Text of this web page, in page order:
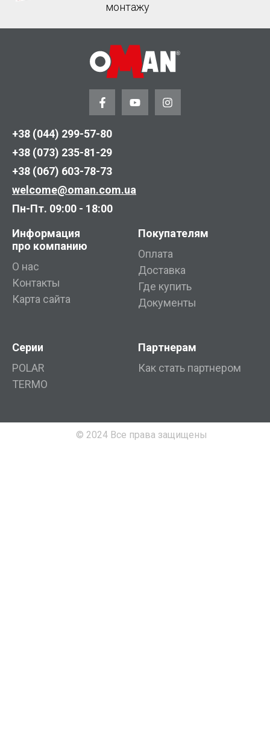
монтажу
+38 (044) 299-57-80
+38 (073) 235-81-29
+38 (067) 603-78-73
welcome@oman.com.ua
Пн-Пт. 09:00 - 18:00
Информация
про компанию
О нас
Контакты
Карта сайта
Покупателям
Оплата
Доставка
Где купить
Документы
Серии
POLAR
TERMO
Партнерам
Как стать партнером
© 2024 Все права защищены